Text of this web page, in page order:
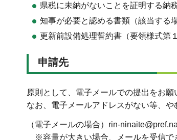
県税に未納がないことを証明する納
知事が必要と認める書類（該当する場
更新前設備処理誓約書（要領様式第１
申請先
原則として、電子メールでの提出をお願
なお、電子メールアドレスがない等、
（電子メールの場合）rin-
※容量が大きい場合、メールを受信で